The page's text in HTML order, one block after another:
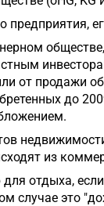
от продажи
до
из
отдыха,
случае это